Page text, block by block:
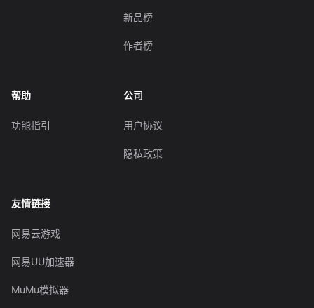
新品榜
作者榜
帮助
功能指引
公司
用户协议
隐私政策
友情链接
网易云游戏
网易UU加速器
MuMu模拟器